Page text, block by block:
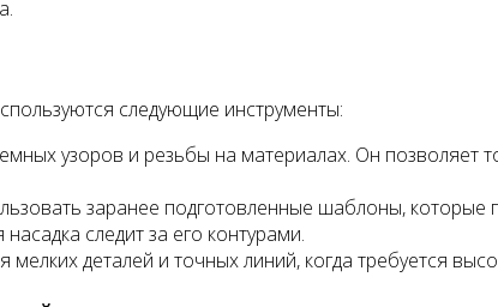
следующие инструменты:
узоров и резьбы на материалах. Он позволяет
заранее подготовленные шаблоны,
следит за его контурами.
мелких деталей и точных линий, когда требуется